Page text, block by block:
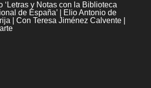
‘Letras y Notas con la Biblioteca
de España’ | Elio Antonio de
| Con Teresa Jiménez Calvente |